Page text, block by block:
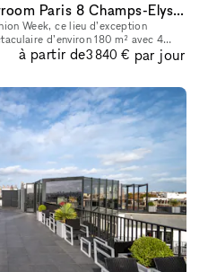
Le Loft Triangle d'or Showroom Paris 8 Champs-Elysée
Week, ce lieu d’exception
d’environ 180 m² avec 4
de hauteur sous plafond. Ses volumes impressionnants et sa
à partir de3 840 € par jour